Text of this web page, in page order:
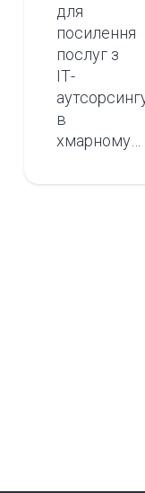
для
посилення
послуг з
ІТ-
в
хмарному…